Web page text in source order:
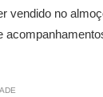
vendido no